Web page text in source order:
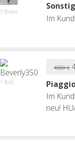
5 Bilder
Im
4500€
1 Bild
Im
neu!